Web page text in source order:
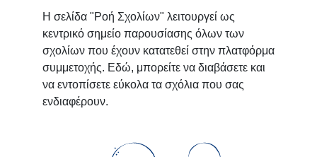
Η σελίδα "Ροή Σχολίων" λειτουργεί ως
κεντρικό σημείο παρουσίασης όλων των
σχολίων που έχουν κατατεθεί στην πλατφόρμα
συμμετοχής. Εδώ, μπορείτε να διαβάσετε και
να εντοπίσετε εύκολα τα σχόλια που σας
ενδιαφέρουν.